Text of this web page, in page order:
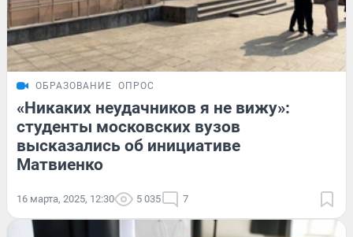
ОБРАЗОВАНИЕ ОПРОС
«Никаких неудачников я не вижу»:
студенты московских вузов
высказались об инициативе
Матвиенко
16 марта, 2025, 12:30 5 035 7